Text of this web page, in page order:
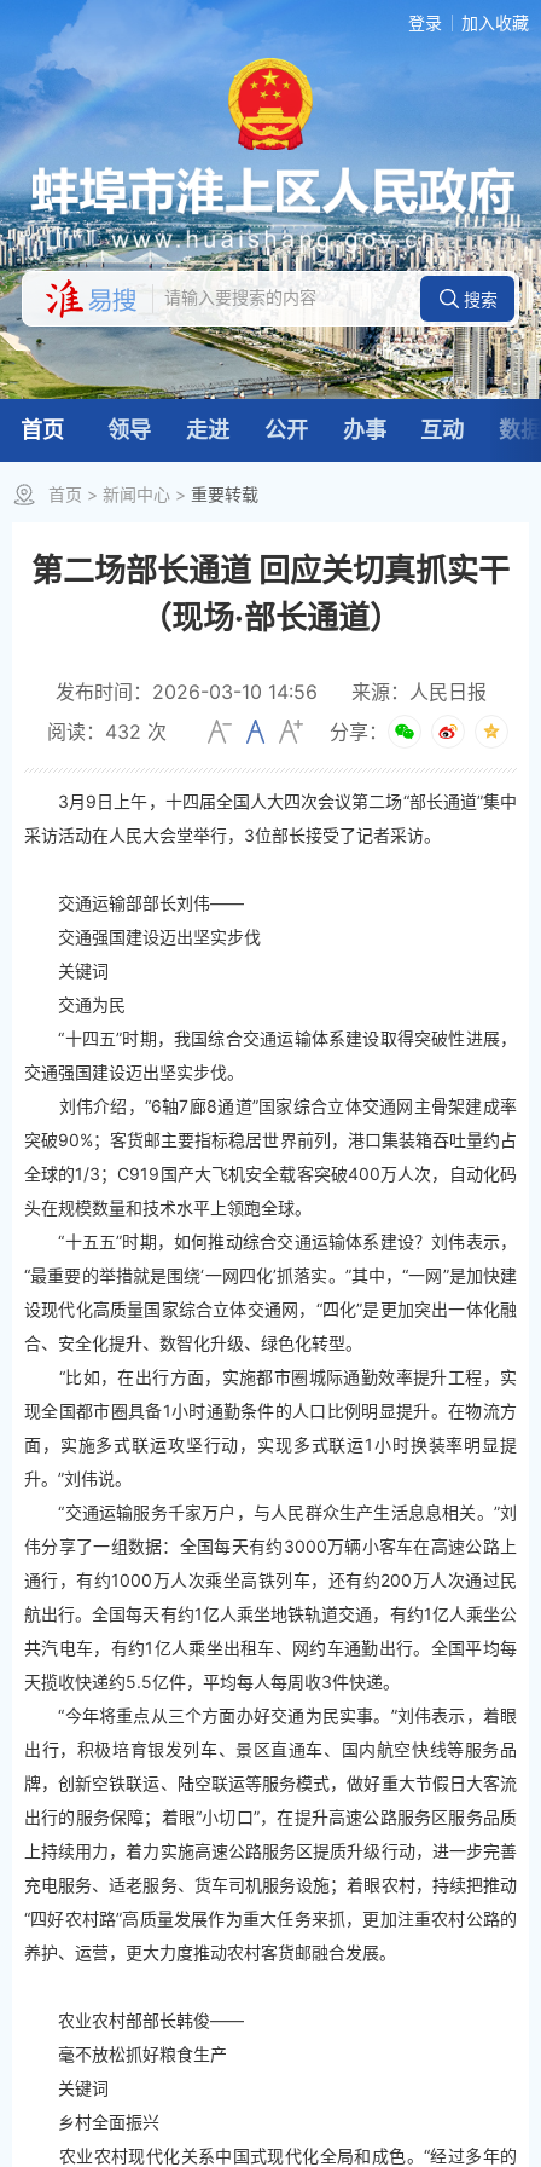
登录 加入收藏
首页 领导 走进 公开 办事 互动 数
首页 > 新闻中心 > 重要转载
第二场部长通道 回应关切真抓实干
（现场·部长通道）
发布时间：2026-03-10 14:56
来源：人民日报
阅读： 432 次 分享：
3月9日上午，十四届全国人大四次会议第二场“部长通道”集中
采访活动在人民大会堂举行，3位部长接受了记者采访。
交通运输部部长刘伟——
交通强国建设迈出坚实步伐
关键词
交通为民
“十四五”时期，我国综合交通运输体系建设取得突破性进展，
交通强国建设迈出坚实步伐。
刘伟介绍，“6轴7廊8通道”国家综合立体交通网主骨架建成率
突破90%；客货邮主要指标稳居世界前列，港口集装箱吞吐量约占
全球的1/3；C919国产大飞机安全载客突破400万人次，自动化码
头在规模数量和技术水平上领跑全球。
“十五五”时期，如何推动综合交通运输体系建设？刘伟表示，
“最重要的举措就是围绕‘一网四化’抓落实。”其中，“一网”是加快建
设现代化高质量国家综合立体交通网，“四化”是更加突出一体化融
合、安全化提升、数智化升级、绿色化转型。
“比如，在出行方面，实施都市圈城际通勤效率提升工程，实
现全国都市圈具备1小时通勤条件的人口比例明显提升。在物流方
面，实施多式联运攻坚行动，实现多式联运1小时换装率明显提
升。”刘伟说。
“交通运输服务千家万户，与人民群众生产生活息息相关。”刘
伟分享了一组数据：全国每天有约3000万辆小客车在高速公路上
通行，有约1000万人次乘坐高铁列车，还有约200万人次通过民
航出行。全国每天有约1亿人乘坐地铁轨道交通，有约1亿人乘坐公
共汽电车，有约1亿人乘坐出租车、网约车通勤出行。全国平均每
天揽收快递约5.5亿件，平均每人每周收3件快递。
“今年将重点从三个方面办好交通为民实事。”刘伟表示，着眼
出行，积极培育银发列车、景区直通车、国内航空快线等服务品
牌，创新空铁联运、陆空联运等服务模式，做好重大节假日大客流
出行的服务保障；着眼“小切口”，在提升高速公路服务区服务品质
上持续用力，着力实施高速公路服务区提质升级行动，进一步完善
充电服务、适老服务、货车司机服务设施；着眼农村，持续把推动
“四好农村路”高质量发展作为重大任务来抓，更加注重农村公路的
养护、运营，更大力度推动农村客货邮融合发展。
农业农村部部长韩俊——
毫不放松抓好粮食生产
关键词
乡村全面振兴
农业农村现代化关系中国式现代化全局和成色。“经过多年的